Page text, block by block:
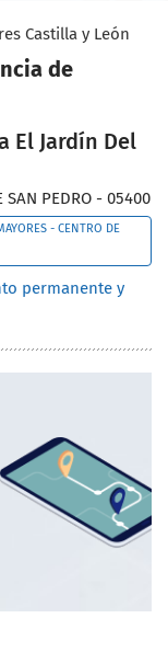
Castilla y León
de
El Jardín Del
SAN PEDRO - 05400
- CENTRO DE
permanente y